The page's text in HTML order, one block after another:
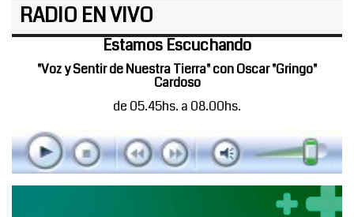
RADIO EN VIVO
Estamos Escuchando
"Voz y Sentir de Nuestra Tierra" con Oscar "Gringo"
Cardoso
de 05.45hs. a 08.00hs.